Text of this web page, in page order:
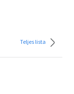
Teljes lista